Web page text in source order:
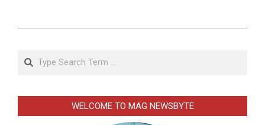
22
Search
WELCOME TO MAG NEWSBYTE